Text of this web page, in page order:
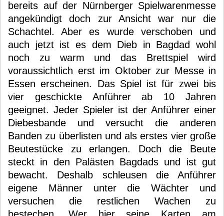
bereits auf der Nürnberger Spielwarenmesse
angekündigt doch zur Ansicht war nur die
Schachtel. Aber es wurde verschoben und
auch jetzt ist es dem Dieb in Bagdad wohl
noch zu warm und das Brettspiel wird
voraussichtlich erst im Oktober zur Messe in
Essen erscheinen. Das Spiel ist für zwei bis
vier geschickte Anführer ab 10 Jahren
geeignet. Jeder Spieler ist der Anführer einer
Diebesbande und versucht die anderen
Banden zu überlisten und als erstes vier große
Beutestücke zu erlangen. Doch die Beute
steckt in den Palästen Bagdads und ist gut
bewacht. Deshalb schleusen die Anführer
eigene Männer unter die Wächter und
versuchen die restlichen Wachen zu